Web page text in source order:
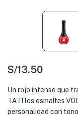
S/13.50
Un rojo intenso que
TATI los esmaltes
personalidad con